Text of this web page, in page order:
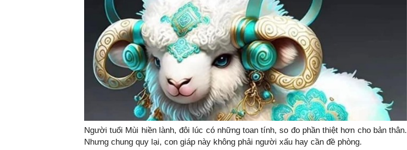
Người tuổi Mùi hiền lành, đôi lúc có những toan tính, so đo phần thiệt hơn cho bản thân.
Nhưng chung quy lại, con giáp này không phải người xấu hay cần đề phòng.